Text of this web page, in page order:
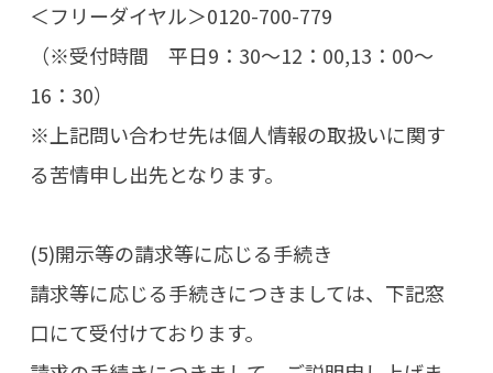
＜フリーダイヤル＞0120-700-779
（※受付時間 平日9：30～12：00,13：00～
16：30）
※上記問い合わせ先は個人情報の取扱いに関す
る苦情申し出先となります。
(5)開示等の請求等に応じる手続き
請求等に応じる手続きにつきましては、下記窓
口にて受付けております。